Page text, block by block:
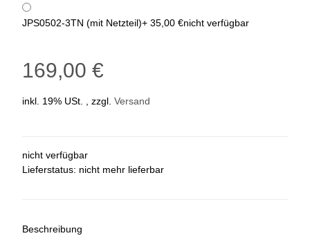
JPS0502-3TN (mit Netzteil)+ 35,00 €nicht verfügbar
169,00 €
inkl. 19% USt. , zzgl. Versand
nicht verfügbar
Lieferstatus: nicht mehr lieferbar
Beschreibung